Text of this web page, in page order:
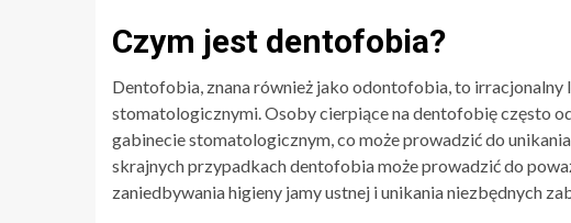
Czym jest dentofobia?
Dentofobia, znana również jako odontofobia, to
stomatologicznymi. Osoby cierpiące na dentofobię często
gabinecie stomatologicznym, co może prowadzić do
skrajnych przypadkach dentofobia może prowadzić do
zaniedbywania higieny jamy ustnej i unikania niezbędnych